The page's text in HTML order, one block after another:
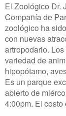
El Zoológico Dr.
Compañía de
zoológico ha
con nuevas
artropodario.
variedad de
hipopótamo,
Es un parque
abierto de
4:00pm. El costo